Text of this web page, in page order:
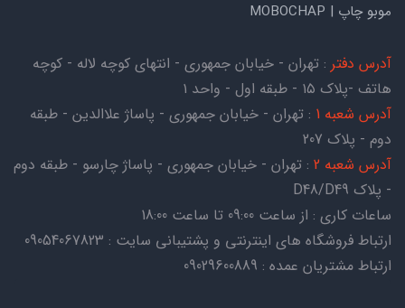
موبو چاپ | MOBOCHAP
آدرس دفتر : تهران - خیابان جمهوری - انتهای کوچه لاله - کوچه
هاتف -پلاک ۱۵ - طبقه اول - واحد ۱
آدرس شعبه 1
: تهران - خیابان جمهوری - پاساژ علاالدین - طبقه
دوم - پلاک 207
آدرس شعبه 2
: تهران - خیابان جمهوری - پاساژ چارسو - طبقه دوم
- پلاک D48/D49
ساعات کاری : از ساعت 09:00 تا ساعت 18:00
ارتباط فروشگاه های اینترنتی و پشتیبانی سایت : 09054067823
ارتباط مشتریان عمده : 09029600889